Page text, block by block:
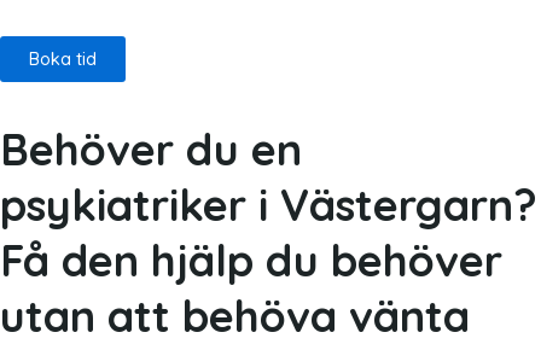
Boka tid
Behöver du en
psykiatriker i Västergarn?
Få den hjälp du behöver
utan att behöva vänta